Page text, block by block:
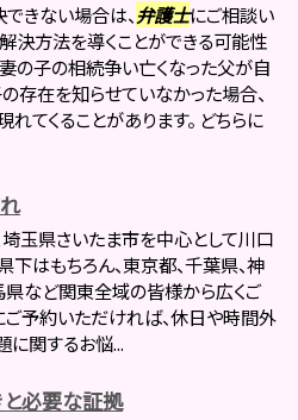
きない場合は、 弁護士にご相談い
決方法を導くことができる可能性
の子の相続争い亡くなった父が自
存在を知らせていなかった場合、
てくることがあります。 どちらに
玉県さいたま市を中心として川口
下はもちろん、東京都、千葉県、神
県など関東全域の皆様から広くご
ご予約いただければ、休日や時間外
に関するお悩...
必要な証拠